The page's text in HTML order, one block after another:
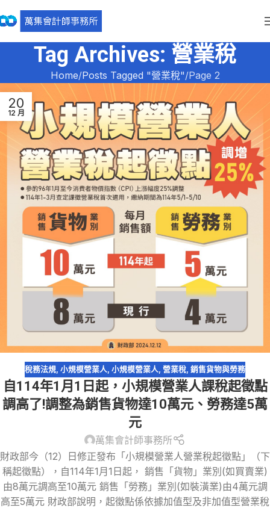
Tag Archives: 營業稅
Home Posts Tagged "營業稅" Page 2
20
12 月
稅務法規, 小規模營業人, 小規模營業人, 營業稅, 銷售貨物與勞務
自114年1月1日起，小規模營業人課稅起徵點
調高了!調整為銷售貨物達10萬元、勞務達5萬
元
萬集會計師事務所
財政部今（12）日修正發布「小規模營業人營業稅起徵點」（下
稱起徵點），自114年1月1日起， 銷售「貨物」業別(如買賣業)
由8萬元調高至10萬元 銷售「勞務」業別(如裝潢業)由4萬元調
高至5萬元 財政部說明，起徵點係依據加值型及非加值型營業稅